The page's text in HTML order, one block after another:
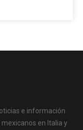
e información
en Italia y